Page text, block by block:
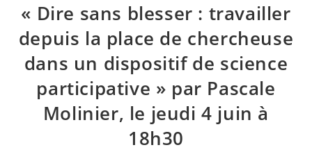
« Dire sans blesser : travailler
depuis la place de chercheuse
dans un dispositif de science
participative » par Pascale
Molinier, le jeudi 4 juin à
18h30